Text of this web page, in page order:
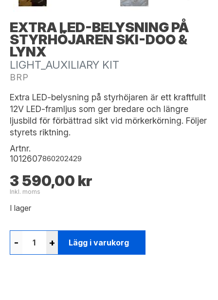
EXTRA LED-BELYSNING PÅ
STYRHÖJAREN SKI-DOO &
LYNX
LIGHT_AUXILIARY KIT
BRP
Extra LED-belysning på styrhöjaren är ett kraftfullt
12V LED-framljus som ger bredare och längre
ljusbild för förbättrad sikt vid mörkerkörning. Följer
styrets riktning.
Artnr.
1012607860202429
3 590,00 kr
Inkl. moms
I lager
- + Lägg i varukorg